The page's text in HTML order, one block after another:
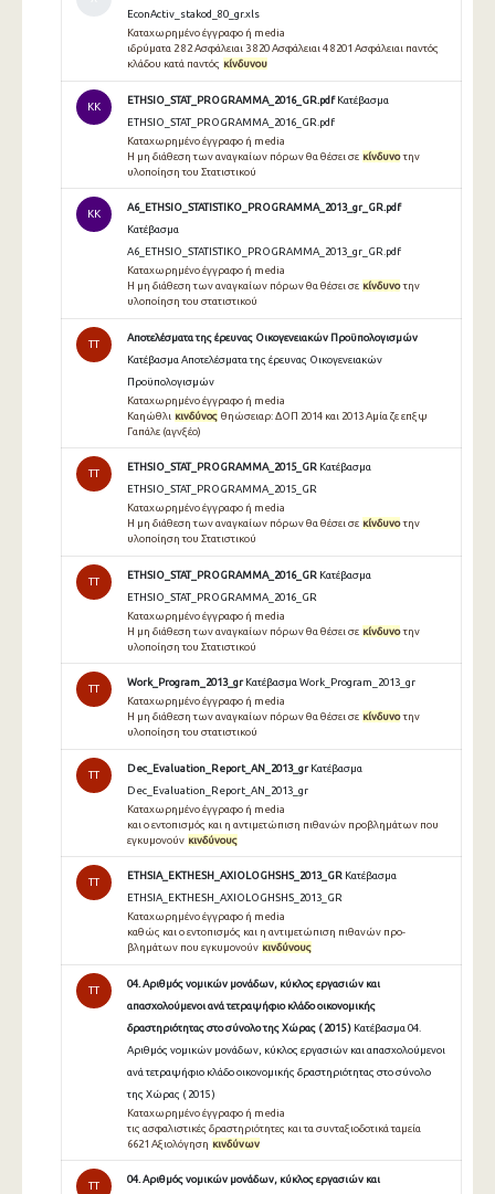
EconActiv_stakod_80_gr.xls
Καταχωρημένο έγγραφο ή media
ιδρύματα 2 82 Ασφάλειαι 3 820 Ασφάλειαι 4 8201 Ασφάλειαι παντός
κλάδου κατά παντός κίνδυνου
KK
ETHSIO_STAT_PROGRAMMA_2016_GR.pdf Κατέβασμα
ETHSIO_STAT_PROGRAMMA_2016_GR.pdf
Καταχωρημένο έγγραφο ή media
Η μη διάθεση των αναγκαίων πόρων θα θέσει σε κίνδυνοτην
υλοποίηση του Στατιστικού
KK
A6_ETHSIO_STATISTIKO_PROGRAMMA_2013_gr_GR.pdf
Κατέβασμα
A6_ETHSIO_STATISTIKO_PROGRAMMA_2013_gr_GR.pdf
Καταχωρημένο έγγραφο ή media
Η μη διάθεση των αναγκαίων πόρων θα θέσει σε κίνδυνοτην
υλοποίηση του στατιστικού
TT
Αποτελέσματα της έρευνας Οικογενειακών Προϋπολογισμών
Κατέβασμα Αποτελέσματα της έρευνας Οικογενειακών
Προϋπολογισμών
Καταχωρημένο έγγραφο ή media
Καηώθλι κινδύνος θηώσειαρ: ΔΟΠ 2014 και 2013 Αμία ζε επξψ
Γαπάλε (αγνξέο)
TT
ETHSIO_STAT_PROGRAMMA_2015_GR Κατέβασμα
ETHSIO_STAT_PROGRAMMA_2015_GR
Καταχωρημένο έγγραφο ή media
Η μη διάθεση των αναγκαίων πόρων θα θέσει σε κίνδυνοτην
υλοποίηση του Στατιστικού
TT
ETHSIO_STAT_PROGRAMMA_2016_GR Κατέβασμα
ETHSIO_STAT_PROGRAMMA_2016_GR
Καταχωρημένο έγγραφο ή media
Η μη διάθεση των αναγκαίων πόρων θα θέσει σε κίνδυνοτην
υλοποίηση του Στατιστικού
TT
Work_Program_2013_gr Κατέβασμα Work_Program_2013_gr
Καταχωρημένο έγγραφο ή media
Η μη διάθεση των αναγκαίων πόρων θα θέσει σε κίνδυνοτην
υλοποίηση του στατιστικού
TT
Dec_Evaluation_Report_AN_2013_gr Κατέβασμα
Dec_Evaluation_Report_AN_2013_gr
Καταχωρημένο έγγραφο ή media
και ο εντοπισμός και η αντιμετώπιση πιθανών προβλημάτων που
εγκυμονούν κινδύνους
TT
ETHSIA_EKTHESH_AXIOLOGHSHS_2013_GR Κατέβασμα
ETHSIA_EKTHESH_AXIOLOGHSHS_2013_GR
Καταχωρημένο έγγραφο ή media
καθώς και ο εντοπισμός και η αντιμετώπιση πιθανών προ-
βλημάτων που εγκυμονούν κινδύνους
TT
04. Αριθμός νομικών μονάδων, κύκλος εργασιών και
απασχολούμενοι ανά τετραψήφιο κλάδο οικονομικής
δραστηριότητας στο σύνολο της Χώρας ( 2015 ) Κατέβασμα 04.
Αριθμός νομικών μονάδων, κύκλος εργασιών και απασχολούμενοι
ανά τετραψήφιο κλάδο οικονομικής δραστηριότητας στο σύνολο
της Χώρας ( 2015 )
Καταχωρημένο έγγραφο ή media
τις ασφαλιστικές δραστηριότητες και τα συνταξιοδοτικά ταμεία
6621 Αξιολόγηση κινδύνων
TT
04. Αριθμός νομικών μονάδων, κύκλος εργασιών και